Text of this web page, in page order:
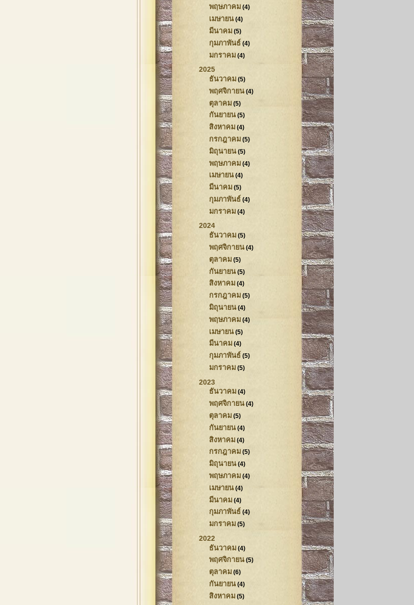
พฤษภาคม (4)
เมษายน (4)
มีนาคม (5)
กุมภาพันธ์ (4)
มกราคม (4)
2025
ธันวาคม (5)
พฤศจิกายน (4)
ตุลาคม (5)
กันยายน (5)
สิงหาคม (4)
กรกฎาคม (5)
มิถุนายน (5)
พฤษภาคม (4)
เมษายน (4)
มีนาคม (5)
กุมภาพันธ์ (4)
มกราคม (4)
2024
ธันวาคม (5)
พฤศจิกายน (4)
ตุลาคม (5)
กันยายน (5)
สิงหาคม (4)
กรกฎาคม (5)
มิถุนายน (4)
พฤษภาคม (4)
เมษายน (5)
มีนาคม (4)
กุมภาพันธ์ (5)
มกราคม (5)
2023
ธันวาคม (4)
พฤศจิกายน (4)
ตุลาคม (5)
กันยายน (4)
สิงหาคม (4)
กรกฎาคม (5)
มิถุนายน (4)
พฤษภาคม (4)
เมษายน (4)
มีนาคม (4)
กุมภาพันธ์ (4)
มกราคม (5)
2022
ธันวาคม (4)
พฤศจิกายน (5)
ตุลาคม (6)
กันยายน (4)
สิงหาคม (5)